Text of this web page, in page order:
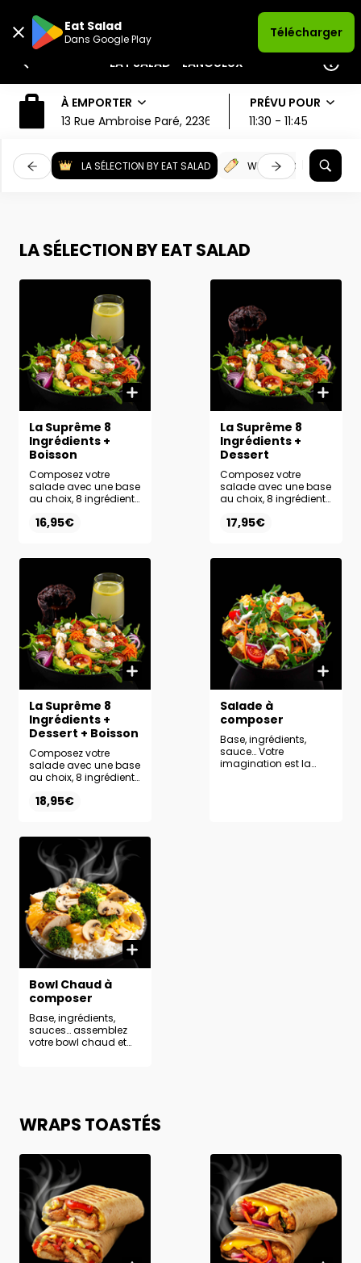
Eat Salad
Dans Google Play
Télécharger
EAT SALAD - LANGUEUX
À EMPORTER
13 Rue Ambroise Paré, 22360, Langueux
PRÉVU POUR
11:30 - 11:45
LA SÉLECTION BY EAT SALAD WRAPS TOASTÉS
LA SÉLECTION BY EAT SALAD
La Suprême 8
Ingrédients +
Boisson
Composez votre
salade avec une base
au choix, 8 ingrédients
votre choix.
choix pour un
maximum de plaisir.
16,95€
La Suprême 8
Ingrédients +
Dessert
Composez votre
salade avec une base
au choix, 8 ingrédients
votre choix. Ajoutez le
encore plus
17,95€
La Suprême 8
Ingrédients +
Dessert + Boisson
Composez votre
salade avec une base
au choix, 8 ingrédients
votre choix. Complétez
au choix pour une
expérience complète.
18,95€
Salade à
composer
Base, ingrédients,
sauce… Votre
imagination est la
Bowl Chaud à
composer
Base, ingrédients,
sauces… assemblez
votre bowl chaud et
WRAPS TOASTÉS